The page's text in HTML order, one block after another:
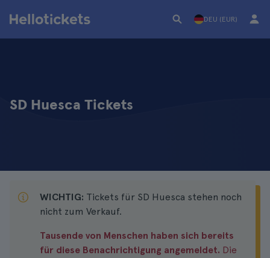
DEU (EUR)
SD Huesca Tickets
WICHTIG: Tickets für SD Huesca stehen noch
nicht zum Verkauf.
Tausende von Menschen haben sich bereits
für diese Benachrichtigung angemeldet. Die